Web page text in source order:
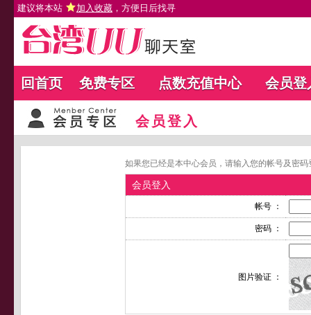
建议将本站 加入收藏 ，方便日后找寻
回首页 免费专区 点数充值中心 会员登
会员登入
如果您已经是本中心会员，请输入您的帐号及密
会员登入
帐号 ：
密码 ：
图片验证 ：